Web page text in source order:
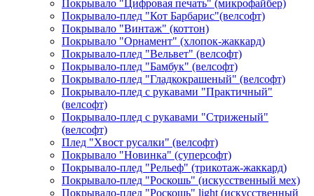
Покрывало "Цифровая печать" (микрофайбер)
Покрывало-плед "Кот Барбарис"(велсофт)
Покрывало "Винтаж" (коттон)
Покрывало "Орнамент" (хлопок-жаккард)
Покрывало-плед "Вельвет" (велсофт)
Покрывало-плед "Бамбук" (велсофт)
Покрывало-плед "Гладкокрашеный" (велсофт)
Покрывало-плед с рукавами "Практичный"
(велсофт)
Покрывало-плед с рукавами "Стриженый"
(велсофт)
Плед "Хвост русалки" (велсофт)
Покрывало "Новинка" (суперсофт)
Покрывало-плед "Рельеф" (трикотаж-жаккард)
Покрывало-плед "Роскошь" (искусственный мех)
Покрывало-плед "Роскошь" light (искусственный